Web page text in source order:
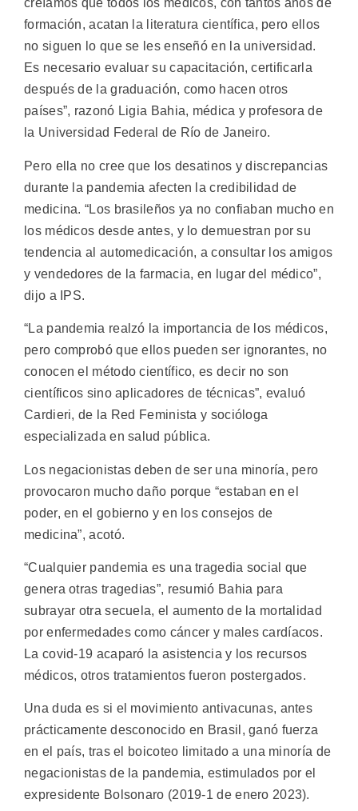
creíamos que todos los médicos, con tantos años de
formación, acatan la literatura científica, pero ellos
no siguen lo que se les enseñó en la universidad.
Es necesario evaluar su capacitación, certificarla
después de la graduación, como hacen otros
países”, razonó Ligia Bahia, médica y profesora de
la Universidad Federal de Río de Janeiro.
Pero ella no cree que los desatinos y discrepancias
durante la pandemia afecten la credibilidad de
medicina. “Los brasileños ya no confiaban mucho en
los médicos desde antes, y lo demuestran por su
tendencia al automedicación, a consultar los amigos
y vendedores de la farmacia, en lugar del médico”,
dijo a IPS.
“La pandemia realzó la importancia de los médicos,
pero comprobó que ellos pueden ser ignorantes, no
conocen el método científico, es decir no son
científicos sino aplicadores de técnicas”, evaluó
Cardieri, de la Red Feminista y socióloga
especializada en salud pública.
Los negacionistas deben de ser una minoría, pero
provocaron mucho daño porque “estaban en el
poder, en el gobierno y en los consejos de
medicina”, acotó.
“Cualquier pandemia es una tragedia social que
genera otras tragedias”, resumió Bahia para
subrayar otra secuela, el aumento de la mortalidad
por enfermedades como cáncer y males cardíacos.
La covid-19 acaparó la asistencia y los recursos
médicos, otros tratamientos fueron postergados.
Una duda es si el movimiento antivacunas, antes
prácticamente desconocido en Brasil, ganó fuerza
en el país, tras el boicoteo limitado a una minoría de
negacionistas de la pandemia, estimulados por el
expresidente Bolsonaro (2019-1 de enero 2023).